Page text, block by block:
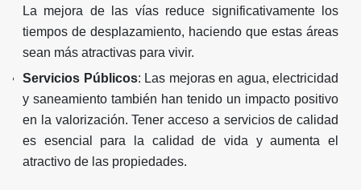
La mejora de las vías reduce significativamente los
tiempos de desplazamiento, haciendo que estas áreas
sean más atractivas para vivir.
Servicios Públicos: Las mejoras en agua, electricidad
y saneamiento también han tenido un impacto positivo
en la valorización. Tener acceso a servicios de calidad
es esencial para la calidad de vida y aumenta el
atractivo de las propiedades.